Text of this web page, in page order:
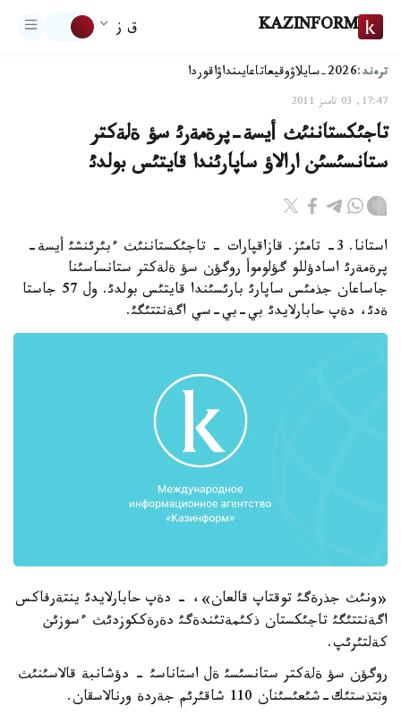
KAZINFORM ق ز
ترەند:2026-سايلاۋ وقيعاتاعايىنداۋاقوردا
17:47, 03 تامىز 2011
تاجئكستاننئث أيسة-پرةمةرئ سؤ ةلةكتر
ستانسئسئن ارالاؤ ساپارئندا قايتئس بولدئ
استانا. 3- تامئز. قازاقپارات - تاجئكستاننئث ءبئرئنشئ أيسة-
پرةمةرئ اسادؤللو گؤلوموأ روگؤن سؤ ةلةكتر ستانساسئنا
جاساعان جذمئس ساپارئ بارئسئندا قايتئس بولدئ. ول 57 جاستا
ةدئ، دةپ حابارلايدئ بي-بي-سي اگةنتتئگئ.
«ونئث جذرةگئ توقتاپ قالعان»، - دةپ حابارلايدئ ينتةرفاكس
اگةنتتئگئ تاجئكستان ذكئمةتئندةگئ دةرةككوزدئث ءسوزئن
كةلتئرئپ.
روگؤن سؤ ةلةكتر ستانسئسئ ةل استاناسئ - دؤشانبة قالاسئنئث
وثتذستئك-شئعئسئنان 110 شاقئرئم جةردة ورنالاسقان.